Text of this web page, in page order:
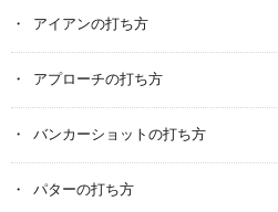
アイアンの打ち方
アプローチの打ち方
バンカーショットの打ち方
パターの打ち方